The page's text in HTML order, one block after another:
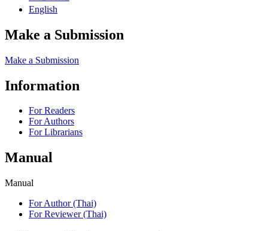
English
Make a Submission
Make a Submission
Information
For Readers
For Authors
For Librarians
Manual
Manual
For Author (Thai)
For Reviewer (Thai)